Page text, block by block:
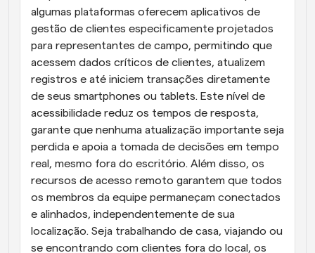
algumas plataformas oferecem aplicativos de
gestão de clientes especificamente projetados
para representantes de campo, permitindo que
acessem dados críticos de clientes, atualizem
registros e até iniciem transações diretamente
de seus smartphones ou tablets. Este nível de
acessibilidade reduz os tempos de resposta,
garante que nenhuma atualização importante seja
perdida e apoia a tomada de decisões em tempo
real, mesmo fora do escritório. Além disso, os
recursos de acesso remoto garantem que todos
os membros da equipe permaneçam conectados
e alinhados, independentemente de sua
localização. Seja trabalhando de casa, viajando ou
se encontrando com clientes fora do local, os